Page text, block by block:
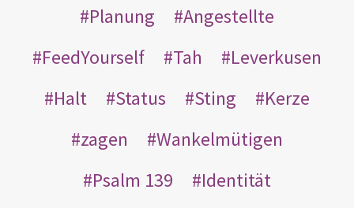
Planung
Angestellte
FeedYourself
Tah
Leverkusen
Halt
Status Sting
Kerze
zagen
Wankelmütigen
Psalm 139
Identität